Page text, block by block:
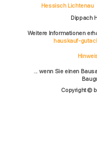
Hessisch Lichtenau
Dippach
Weitere Informationen
hauskauf-
... wenn Sie einen
Copyright ©